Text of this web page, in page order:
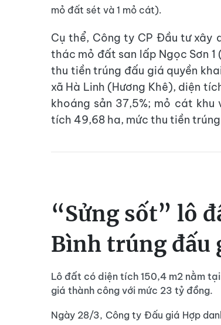
mỏ đất sét và 1 mỏ cát).
Cụ thể, Công ty CP Đầu tư xây
thác mỏ đất san lấp Ngọc Sơn
thu tiền trúng đấu giá quyền
xã Hà Linh (Hương Khê), diện
khoáng sản 37,5%; mỏ cát khu
tích 49,68 ha, mức thu tiền
“Sửng sốt” lô
Bình trúng đấu
Lô đất có diện tích 150,4 m2 nằm
giá thành công với mức 23 tỷ đồng.
Ngày 28/3, Công ty Đấu giá Hợp